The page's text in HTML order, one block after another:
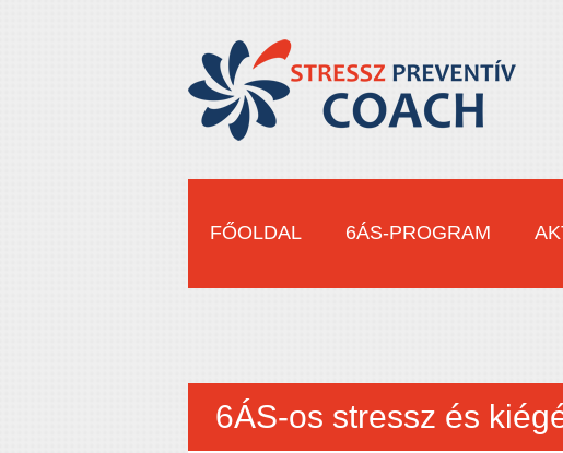
FŐOLDAL 6ÁS-PROGRAM
6ÁS-os stressz és